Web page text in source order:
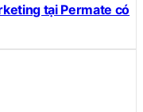
tại Permate có